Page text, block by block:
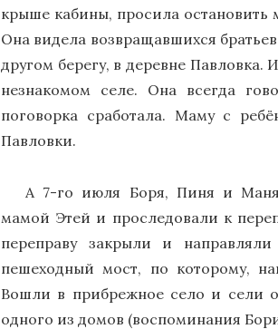
крыше кабины, просила остановить
Она видела возвращавшихся
другом берегу, в деревне
незнакомом селе. Она всегда
поговорка сработала. Маму с
Павловки.
А 7-го июля Боря, Пиня и Маня
мамой Этей и проследовали к
переправу закрыли и
пешеходный мост, по которому,
Вошли в прибрежное село и сели
одного из домов (воспоминания